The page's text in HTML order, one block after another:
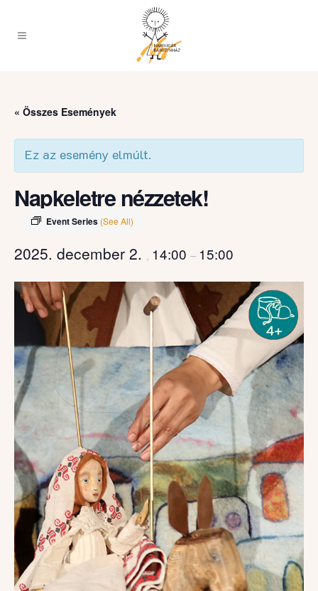
« Összes Események
Ez az esemény elmúlt.
Napkeletre nézzetek!
Event Series (See All)
2025. december 2. , 14:00 – 15:00